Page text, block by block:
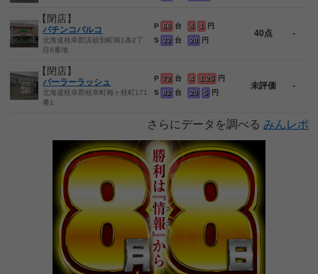
【閉店】
パチンコパルコ
北海道枝幸郡浜頓別町南1条2丁
目8番地
P 66 台
S 32 台
4 1
円
20
円
40点 -
【閉店】
パーラーラッシュ
北海道枝幸郡枝幸町梅ヶ枝町171
番1
P 72 台
S 82 台
4 1.25 円
20
5 円
未評価 -
さらにデータを調べる みんレポ